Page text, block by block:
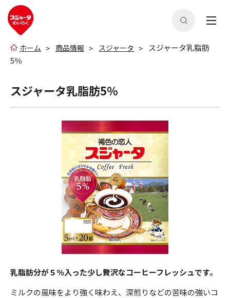
ホーム 商品情報 スジャータ
スジャータ乳脂肪
5％
スジャータ乳脂肪5％
乳脂肪分が５％入った少し贅沢なコーヒーフレッシュです。
ミルクの風味をより強く味わえ、深煎りなどの苦味の強いコ